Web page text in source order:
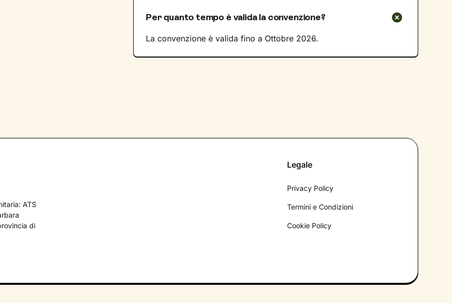
Per quanto tempo è valida la convenzione?
La convenzione è valida fino a Ottobre 2026.
ATS
di
Legale
Privacy Policy
Termini e Condizioni
Cookie Policy